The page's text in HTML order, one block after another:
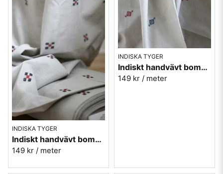
INDISKA TYGER
Indiskt handvävt bomullstyg svart-röd-grå nr.15
149 kr / meter
INDISKA TYGER
Indiskt handvävt bomullstyg blå-röd-grå nr.14
149 kr / meter